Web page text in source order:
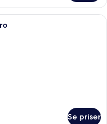
lille, rent værelse med to senge,
Se priser